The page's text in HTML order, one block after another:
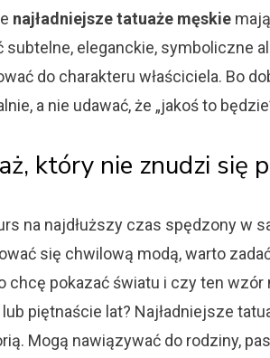
najładniejsze tatuaże męskie
subtelne, eleganckie, symboliczne
do charakteru właściciela. Bo
a nie udawać, że „jakoś to
który nie znudzi się
na najdłuższy czas spędzony w
się chwilową modą, warto
chcę pokazać światu i czy ten wzór
piętnaście lat? Najładniejsze
Mogą nawiązywać do rodziny,